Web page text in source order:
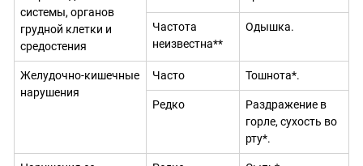
системы, органов
грудной клетки и
средостения
Частота
неизвестна**
Одышка.
Желудочно-кишечные
нарушения
Часто Тошнота*.
Редко
Раздражение в
горле, сухость во
рту*.